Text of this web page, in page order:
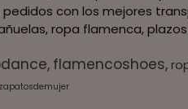
con los mejores
ropa flamenca,
flamencoshoes
zapatosdemujer